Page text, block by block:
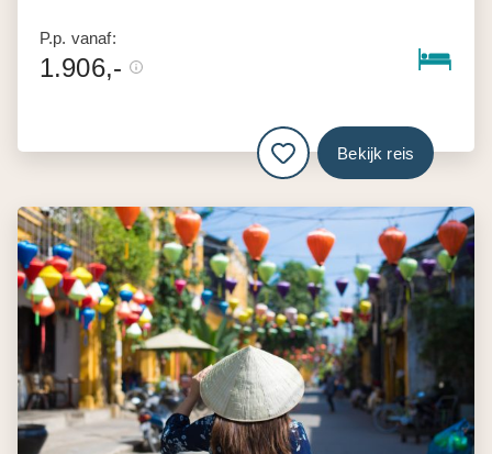
P.p. vanaf:
1.906,-
Bekijk reis